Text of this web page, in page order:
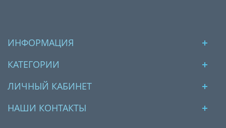
ИНФОРМАЦИЯ
КАТЕГОРИИ
ЛИЧНЫЙ КАБИНЕТ
НАШИ КОНТАКТЫ